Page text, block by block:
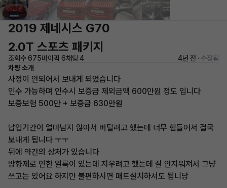
2019 제네시스 G70
2.0T 스포츠 패키지
조회수 675마이픽 6채팅 4 4년 전 · 수정됨
차량 소개
사정이 안되어서 보내게 되었습니다
인수 가능하며 인수시 보증금 제외금액 600만원 정도 입니다
보증보험 500만 + 보증금 630만원
납입기간이 얼마남지 않아서 버틸려고 했는데 너무 힘들어서 결국
보내게 됩니다 ㅜㅜ
뒤에 약간의 상처가 있습니다
방향제로 인한 얼룩이 있는데 지우려고 했는데 잘 안지워져서 그냥
쓰고는 있어요 하지만 불편하시면 매트설치하셔도 됩니당